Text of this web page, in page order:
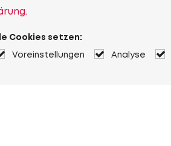
Cookies setzen:
Voreinstellungen Analyse